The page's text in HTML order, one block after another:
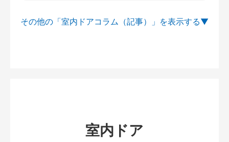
その他の「室内ドアコラム（記事）」を
室内ドア